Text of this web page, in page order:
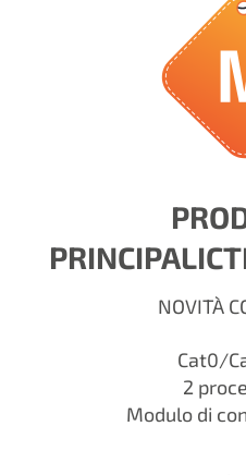
PRINCIPALI
NOVITÀ
Cat0/
2
Modulo di